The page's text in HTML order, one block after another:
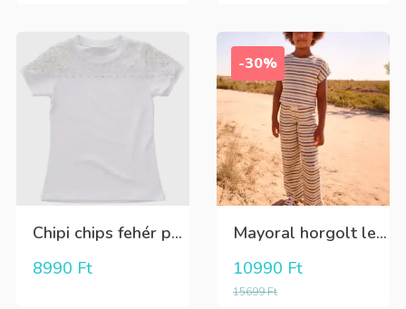
Chipi chips fehér pamut csipkés csinos rövid ujjú felső
8990 Ft
-30%
Mayoral horgolt lenge, csíkos nyári nadrág
15699Ft
10990 Ft